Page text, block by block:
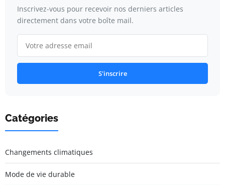
Inscrivez-vous pour recevoir nos derniers articles
directement dans votre boîte mail.
S'inscrire
Catégories
Changements climatiques
Mode de vie durable